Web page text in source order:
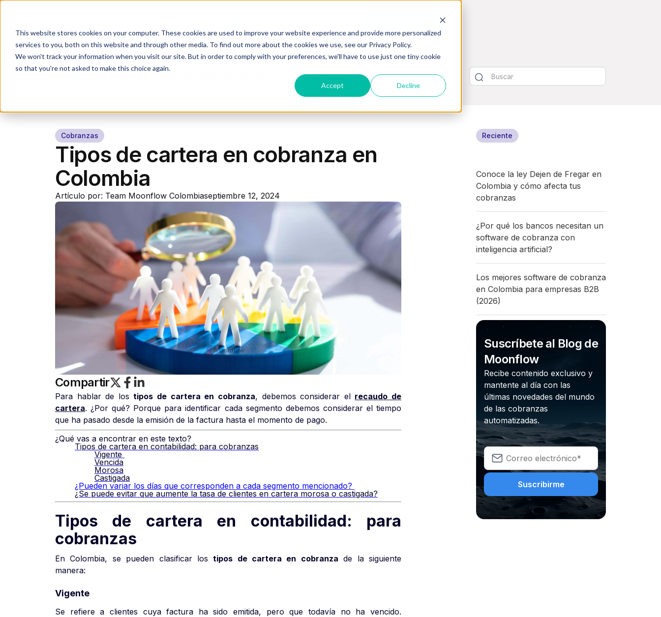
This website stores cookies on your computer. These cookies are used to improve your website experience and provide more personalized
services to you, both on this website and through other media. To find out more about the cookies we use, see our Privacy Policy.
We won't track your information when you visit our site. But in order to comply with your preferences, we'll have to use just one tiny cookie
so that you're not asked to make this choice again.
Accept Decline
Blog de Cobranzas y gestión financiera en colombia
Cobranzas
Tipos de cartera en cobranza en
Colombia
Artículo por: Team Moonflow Colombiaseptiembre 12, 2024
Compartir
Para hablar de lostipos de cartera en cobranza, debemos considerar el recaudo de
cartera. ¿Por qué? Porque para identificar cada segmento debemos considerar el tiempo
que ha pasado desde la emisión de la factura hasta el momento de pago.
¿Qué vas a encontrar en este texto?
Tipos de cartera en contabilidad: para cobranzas
Vigente
Vencida
Morosa
Castigada
¿Pueden variar los días que corresponden a cada segmento mencionado?
¿Se puede evitar que aumente la tasa de clientes en cartera morosa o castigada?
Tipos de cartera en contabilidad: para
cobranzas
En Colombia, se pueden clasificar lostipos de cartera en cobranza de la siguiente
manera:
Vigente
Se refiere a clientes cuya factura ha sido emitida, pero que todavía no ha vencido.
Reciente
Conoce la ley Dejen de Fregar en
Colombia y cómo afecta tus
cobranzas
¿Por qué los bancos necesitan un
software de cobranza con
inteligencia artificial?
Los mejores software de cobranza
en Colombia para empresas B2B
(2026)
Suscríbete al Blog de
Moonflow
Recibe contenido exclusivo y
mantente al día con las
últimas novedades del mundo
de las cobranzas
automatizadas.